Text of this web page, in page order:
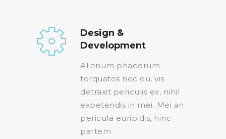
Design &
Development
Alienum phaedrum
torquatos nec eu, vis
detraxit periculis ex, nihil
expetendis in mei. Mei an
pericula euripidis, hinc
partem